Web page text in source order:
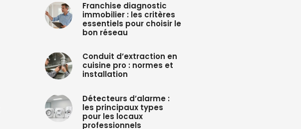
Franchise diagnostic
immobilier : les critères
essentiels pour choisir le
bon réseau
Conduit d’extraction en
cuisine pro : normes et
installation
Détecteurs d’alarme :
les principaux types
pour les locaux
professionnels